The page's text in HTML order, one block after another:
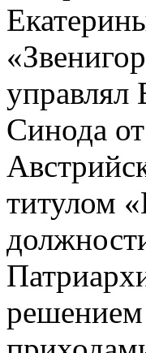
управлял
Синода
титулом
решением